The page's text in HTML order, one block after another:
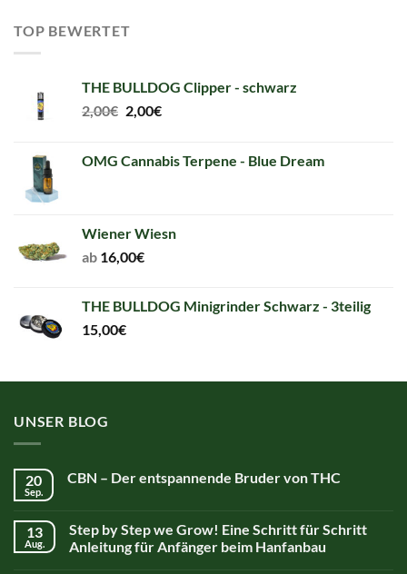
TOP BEWERTET
THE BULLDOG Clipper - schwarz
2,00€ Original
2,00€.
2,00€Current
2,00€.
OMG Cannabis Terpene - Blue Dream
Wiener Wiesn
ab 16,00€
THE BULLDOG Minigrinder Schwarz - 3teilig
15,00€
UNSER BLOG
20
Sep.
CBN – Der entspannende Bruder von THC
13
Aug.
Step by Step we Grow! Eine Schritt für Schritt
Anleitung für Anfänger beim Hanfanbau